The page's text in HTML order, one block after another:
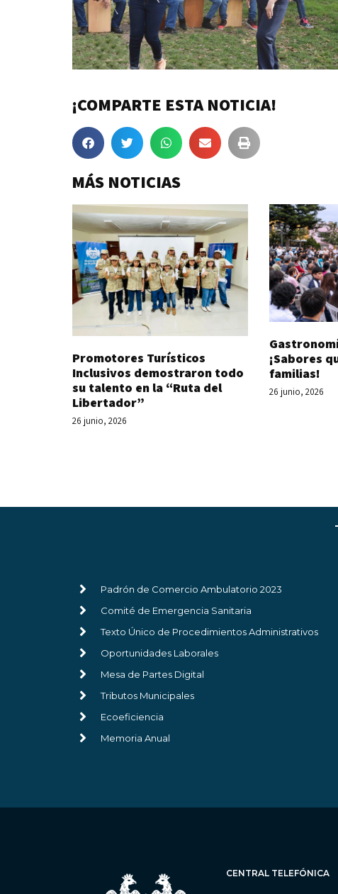
¡COMPARTE ESTA NOTICIA!
MÁS NOTICIAS
Promotores Turísticos
Inclusivos demostraron todo
su talento en la “Ruta del
Libertador”
26 junio, 2026
¡Sabores
familias!
26 junio, 2026
Padrón de Comercio Ambulatorio 2023
Comité de Emergencia Sanitaria
Texto Único de Procedimientos Administrativos
Oportunidades Laborales
Mesa de Partes Digital
Tributos Municipales
Ecoeficiencia
Memoria Anual
CENTRAL TELEFÓNICA